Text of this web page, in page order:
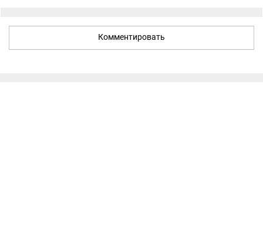
Комментировать